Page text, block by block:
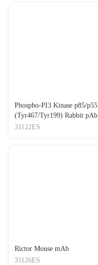
Phospho-PI3 Kinase p85/p55
(Tyr467/Tyr199) Rabbit pAb
31122ES
Rictor Mouse mAb
31126ES